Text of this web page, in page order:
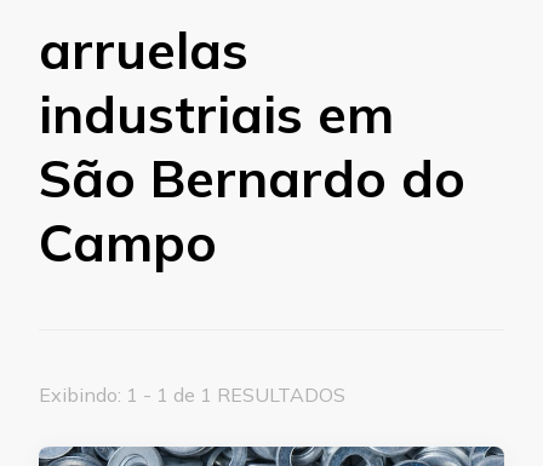
arruelas
industriais em
São Bernardo do
Campo
Exibindo: 1 - 1 de 1 RESULTADOS